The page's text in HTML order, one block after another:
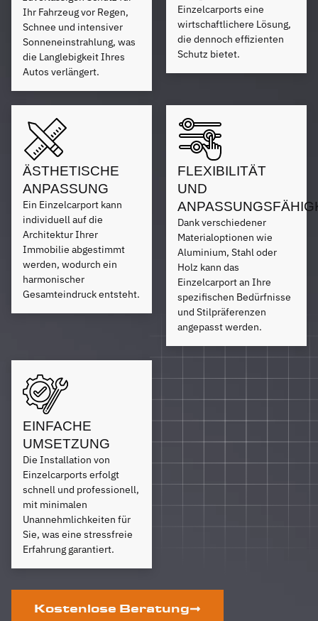
Ihr Fahrzeug vor Regen,
Schnee und intensiver
Sonneneinstrahlung, was
die Langlebigkeit Ihres
Autos verlängert.
Einzelcarports eine
wirtschaftlichere Lösung,
die dennoch effizienten
Schutz bietet.
ÄSTHETISCHE
ANPASSUNG
Ein Einzelcarport kann
individuell auf die
Architektur Ihrer
Immobilie abgestimmt
werden, wodurch ein
harmonischer
Gesamteindruck entsteht.
FLEXIBILITÄT
UND
Dank verschiedener
Materialoptionen wie
Aluminium, Stahl oder
Holz kann das
Einzelcarport an Ihre
spezifischen Bedürfnisse
und Stilpräferenzen
angepasst werden.
EINFACHE
UMSETZUNG
Die Installation von
Einzelcarports erfolgt
schnell und professionell,
mit minimalen
Unannehmlichkeiten für
Sie, was eine stressfreie
Erfahrung garantiert.
Kostenlose Beratung